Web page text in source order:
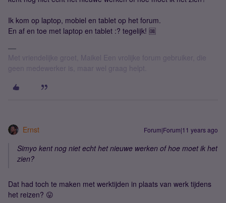
Ik kom op laptop, mobiel en tablet op het forum.
En af en toe met laptop en tablet :? tegelijk! 🆒
Met vriendelijke groet, Maikel Een vrolijke forum gebruiker, die
geen medewerker is, maar wel graag helpt.
Ernst Forum|Forum|11 years ago
Simyo kent nog niet echt het nieuwe werken of hoe moet ik het
zien?
Dat had toch te maken met werktijden in plaats van werk tijdens
het reizen? 😛